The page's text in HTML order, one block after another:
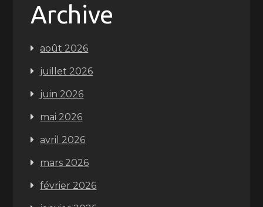
Archive
août 2026
juillet 2026
juin 2026
mai 2026
avril 2026
mars 2026
février 2026